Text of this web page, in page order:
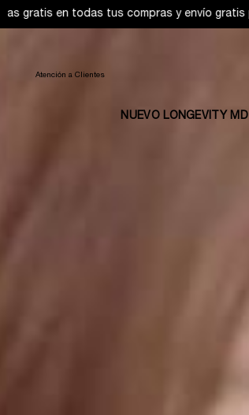
Atención a Clientes
NUEVO LONGEVITY MD